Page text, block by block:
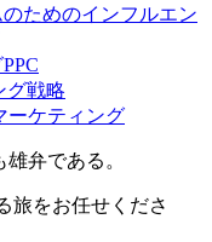
ためのインフルエン
グ戦略
ーケティング
弁である。
旅をお任せくださ